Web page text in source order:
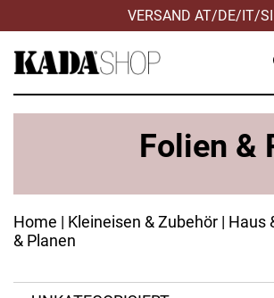
VERSAND AT/DE/IT/SI
Folien &
Home | Kleineisen & Zubehör | Haus
& Planen